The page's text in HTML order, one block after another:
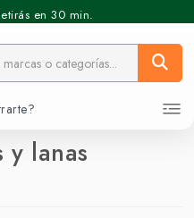
en 30 min.
y lanas